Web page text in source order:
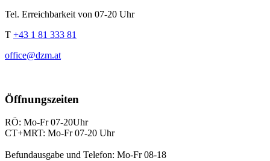
Tel. Erreichbarkeit von 07-20 Uhr
T +43 1 81 333 81
office@dzm.at
Öffnungszeiten
RÖ: Mo-Fr 07-20Uhr
CT+MRT: Mo-Fr 07-20 Uhr
Befundausgabe und Telefon: Mo-Fr 08-18